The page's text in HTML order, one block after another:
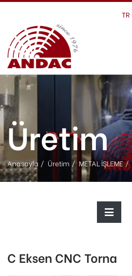
TR
Üretim
Anasayfa Üretim METAL İŞLEME
C Eksen CNC Torna